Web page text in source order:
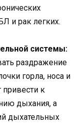
и рак легких.
системы:
раздражение
горла, носа и
к
дыхания, а
дыхательных